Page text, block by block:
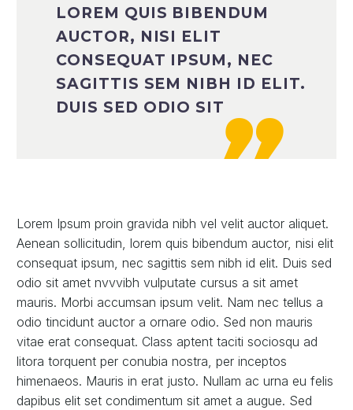
LOREM QUIS BIBENDUM
AUCTOR, NISI ELIT
CONSEQUAT IPSUM, NEC
SAGITTIS SEM NIBH ID ELIT.
DUIS SED ODIO SIT
Lorem Ipsum proin gravida nibh vel velit auctor aliquet.
Aenean sollicitudin, lorem quis bibendum auctor, nisi elit
consequat ipsum, nec sagittis sem nibh id elit. Duis sed
odio sit amet nvvvibh vulputate cursus a sit amet
mauris. Morbi accumsan ipsum velit. Nam nec tellus a
odio tincidunt auctor a ornare odio. Sed non mauris
vitae erat consequat. Class aptent taciti sociosqu ad
litora torquent per conubia nostra, per inceptos
himenaeos. Mauris in erat justo. Nullam ac urna eu felis
dapibus elit set condimentum sit amet a augue. Sed